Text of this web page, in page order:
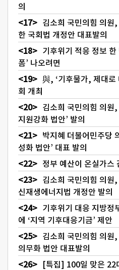
의
김소희 국민의힘 의원
한 국회법 개정안 대표발의
기후위기 적응 정보 한
폼’ 나오려면
與, ‘기후물가, 제대로
회 개최
김소희 국민의힘 의원
지원강화 법안’ 발의
박지혜 더불어민주당
성화 법안’ 대표 발의
정부 예산이 온실가스
김소희 국민의힘 의원
신재생에너지법 개정안 발의
기후위기 대응 지방정
에 ‘지역 기후대응기금’ 제안
김소희 국민의힘 의원
의무화 법안 대표발의
[특집] 100일 맞은 22